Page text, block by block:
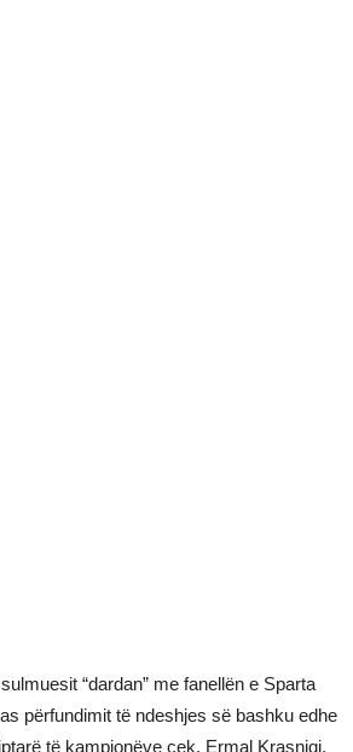
“dardan” me fanellën e Sparta
përfundimit të ndeshjes së bashku edhe
të kampionëve çek, Ermal Krasniqi,